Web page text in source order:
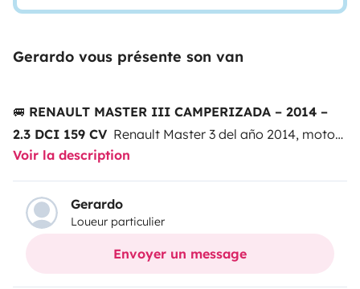
Gerardo vous présente son van
🚐 RENAULT MASTER III CAMPERIZADA – 2014 –
2.3 DCI 159 CV Renault Master 3 del año 2014, motor
2.300 cc159 CV, con
Procede de ambulancia,reconvertida a camper y
homologada como autocaravana
ITV en vigor (pasa una vez al año). Vehículo revisado
🔧 Datos del vehículo
Voir la description
Gerardo
Loueur particulier
Envoyer un message